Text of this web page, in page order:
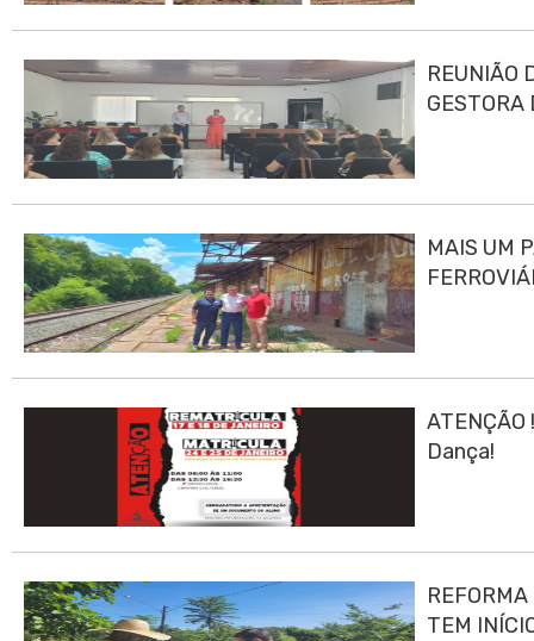
REUNIÃO
GESTORA
MAIS UM
Dança!
TEM